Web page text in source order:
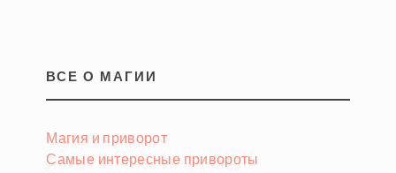
ВСЕ О МАГИИ
Магия и приворот
Самые интересные привороты